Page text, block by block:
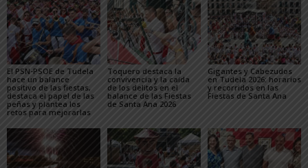
El PSN-PSOE de Tudela
hace un balance
positivo de las fiestas,
destaca el papel de las
peñas y plantea los
retos para mejorarlas
Toquero destaca la
convivencia y la caída
de los delitos en el
balance de las Fiestas
de Santa Ana 2026
Gigantes y Cabezudos
en Tudela 2026: horarios
y recorridos en las
Fiestas de Santa Ana